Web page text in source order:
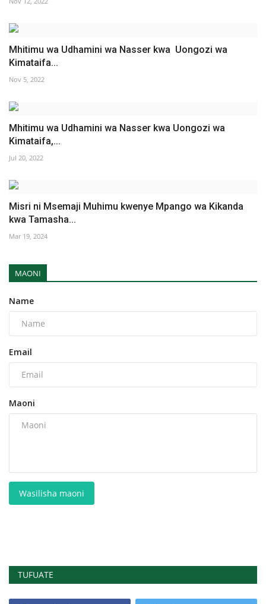
Mhitimu wa Udhamini wa Nasser kwa Uongozi wa
Kimataifa...
Nov 5, 2022
Mhitimu wa Udhamini wa Nasser kwa Uongozi wa
Kimataifa,...
Jul 20, 2022
Misri ni Msemaji Muhimu kwenye Mpango wa Kikanda
kwa Tamasha...
Mar 19, 2024
MAONI
Name
Email
Maoni
Wasilisha maoni
TUFUATE